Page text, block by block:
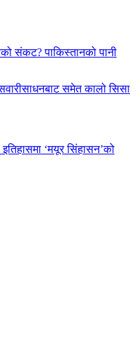
संकट? पाकिस्तानको पानी
समेत कालो सिसा
‘मयूर सिंहासन’को